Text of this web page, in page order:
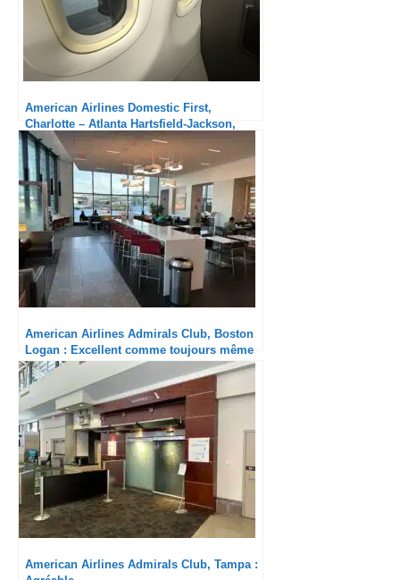
American Airlines Domestic First,
Charlotte – Atlanta Hartsfield-Jackson,
Airbus A319 : Retour vers le futur
American Airlines Admirals Club, Boston
Logan : Excellent comme toujours même
sans la nouvelle offre de restauration
American Airlines Admirals Club, Tampa :